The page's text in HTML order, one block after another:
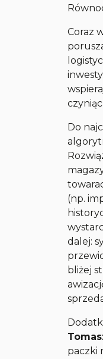
Coraz
Do
(np.
dalej:
bliżej
paczki